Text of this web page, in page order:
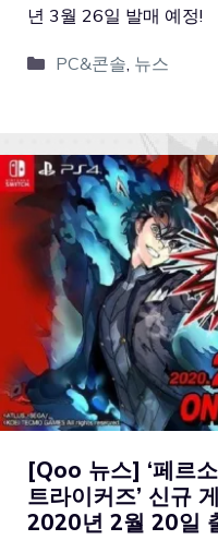
년 3월 26일 발매 예정!
PC&콘솔 뉴스
[Qoo 뉴스] ‘페르
트라이커즈’ 신규
2020년 2월 20일